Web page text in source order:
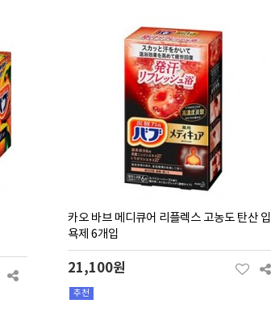
카오 바브 메디큐어 리플렉스 고농도 탄산 입
욕제 6개입
21,100원
추천